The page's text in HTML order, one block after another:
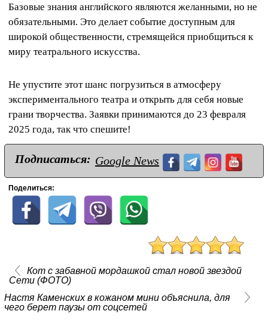
Базовые знания английского являются желанными, но не
обязательными. Это делает событие доступным для
широкой общественности, стремящейся приобщиться к
миру театрального искусства.
Не упустите этот шанс погрузиться в атмосферу
экспериментального театра и открыть для себя новые
грани творчества. Заявки принимаются до 23 февраля
2025 года, так что спешите!
Подписаться: Google News
Поделиться:
Кот с забавной мордашкой стал новой звездой
Сети (ФОТО)
Настя Каменских в кожаном мини объяснила, для
чего берет паузы от соцсетей